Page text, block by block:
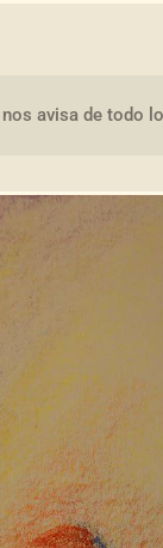
nos avisa de todo